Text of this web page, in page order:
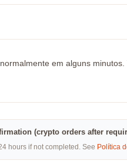
em alguns
(crypto orders after
hours if not completed. See Política